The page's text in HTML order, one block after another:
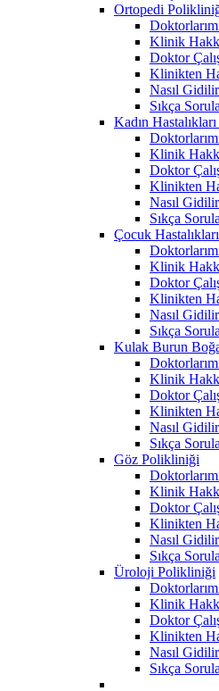
Ortopedi
Klinik
Doktor
Klinikten
Nasıl
Sıkça
Kadın
Klinik
Doktor
Klinikten
Nasıl
Sıkça
Çocuk
Klinik
Doktor
Klinikten
Nasıl
Sıkça
Kulak Burun
Klinik
Doktor
Klinikten
Nasıl
Sıkça
Göz Polikliniği
Klinik
Doktor
Klinikten
Nasıl
Sıkça
Üroloji Polikliniği
Klinik
Doktor
Klinikten
Nasıl
Sıkça